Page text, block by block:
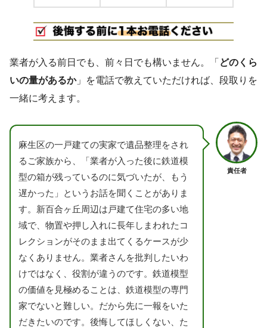
業者が入る前日でも、前々日でも構いません。「 どのくら
いの量があるか」を電話で教えていただければ、段取りを
一緒に考えます。
責任者
麻生区の一戸建ての実家で遺品整理をされ
るご家族から、「業者が入った後に鉄道模
型の箱が残っているのに気づいたが、もう
遅かった」というお話を聞くことがありま
す。新百合ヶ丘周辺は戸建て住宅の多い地
域で、物置や押し入れに長年しまわれたコ
レクションがそのまま出てくるケースが少
なくありません。業者さんを批判したいわ
けではなく、役割が違うのです。鉄道模型
の価値を見極めることは、鉄道模型の専門
家でないと難しい。だから先に一報をいた
だきたいのです。後悔してほしくない、た